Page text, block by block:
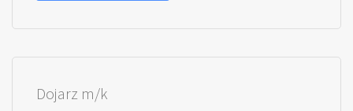
Dojarz m/k